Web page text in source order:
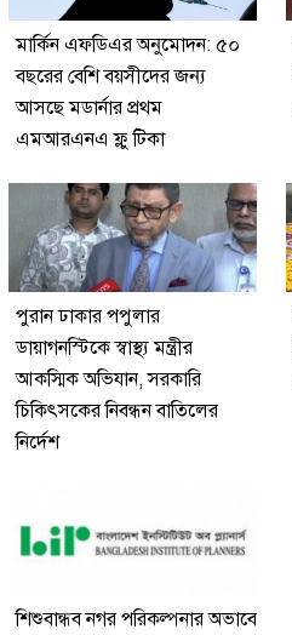
মার্কিন এফডিএর অনুমোদন: ৫০
বছরের বেশি বয়সীদের জন্য
আসছে মডার্নার প্রথম
এমআরএনএ ফ্লু টিকা
পুরান ঢাকার পপুলার
ডায়াগনস্টিকে স্বাস্থ্য মন্ত্রীর
আকস্মিক অভিযান, সরকারি
চিকিৎসকের নিবন্ধন বাতিলের
নির্দেশ
শিশুবান্ধব নগর পরিকল্পনার অভাবে